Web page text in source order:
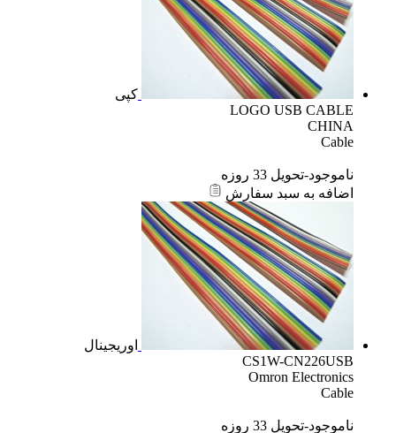
کپی
LOGO USB CABLE
CHINA
Cable
ناموجود-تحویل 33 روزه
اضافه به سبد سفارش
اوریجینال
CS1W-CN226USB
Omron Electronics
Cable
ناموجود-تحویل 33 روزه